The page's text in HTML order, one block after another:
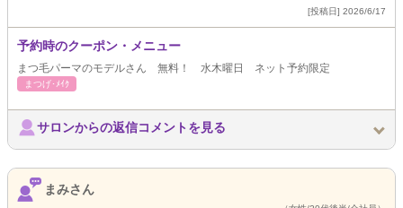
[投稿日] 2026/6/17
予約時のクーポン・メニュー
まつ毛パーマのモデルさん 無料！ 水木曜日 ネット予約限定
まつげ･ﾒｲｸ
サロンからの返信コメントを見る
まみさん